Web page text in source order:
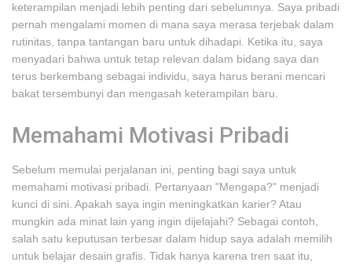
keterampilan menjadi lebih penting dari sebelumnya. Saya pribadi
pernah mengalami momen di mana saya merasa terjebak dalam
rutinitas, tanpa tantangan baru untuk dihadapi. Ketika itu, saya
menyadari bahwa untuk tetap relevan dalam bidang saya dan
terus berkembang sebagai individu, saya harus berani mencari
bakat tersembunyi dan mengasah keterampilan baru.
Memahami Motivasi Pribadi
Sebelum memulai perjalanan ini, penting bagi saya untuk
memahami motivasi pribadi. Pertanyaan "Mengapa?" menjadi
kunci di sini. Apakah saya ingin meningkatkan karier? Atau
mungkin ada minat lain yang ingin dijelajahi? Sebagai contoh,
salah satu keputusan terbesar dalam hidup saya adalah memilih
untuk belajar desain grafis. Tidak hanya karena tren saat itu,